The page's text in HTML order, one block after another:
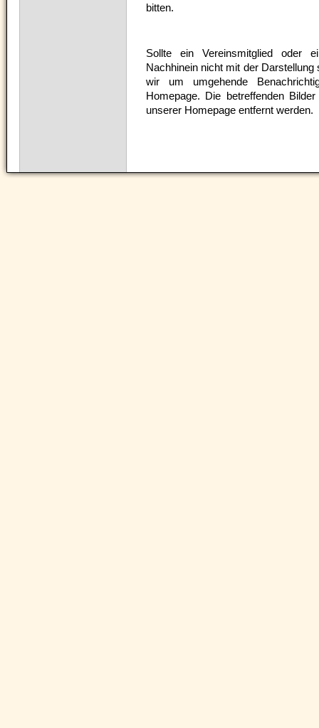
bitten.
Sollte ein Vereinsmitglied oder
Nachhinein nicht mit der
wir um umgehende
Homepage. Die betreffenden
unserer Homepage entfernt werden.
Navigation